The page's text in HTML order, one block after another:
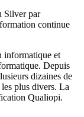
Silver par
continue
informatique et
Depuis
dizaines de
plus divers. La
Qualiopi.